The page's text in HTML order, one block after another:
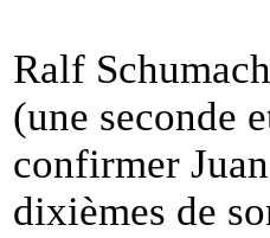
Ralf
(une seconde
confirmer
dixièmes de